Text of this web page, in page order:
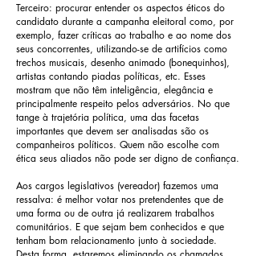
Terceiro: procurar entender os aspectos éticos do
candidato durante a campanha eleitoral como, por
exemplo, fazer críticas ao trabalho e ao nome dos
seus concorrentes, utilizando-se de artifícios como
trechos musicais, desenho animado (bonequinhos),
artistas contando piadas políticas, etc. Esses
mostram que não têm inteligência, elegância e
principalmente respeito pelos adversários. No que
tange à trajetória política, uma das facetas
importantes que devem ser analisadas são os
companheiros políticos. Quem não escolhe com
ética seus aliados não pode ser digno de confiança.
Aos cargos legislativos (vereador) fazemos uma
ressalva: é melhor votar nos pretendentes que de
uma forma ou de outra já realizarem trabalhos
comunitários. E que sejam bem conhecidos e que
tenham bom relacionamento junto à sociedade.